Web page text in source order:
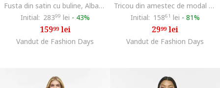
Fusta din satin cu buline, Albastru inchis/Alb murdar
Initial: 28399 lei - 43%
15999lei
Vandut de Fashion Days
Tricou din amestec de modal cu decolteu la baza gatului
Initial: 15861 lei - 81%
2999lei
Vandut de Fashion Days